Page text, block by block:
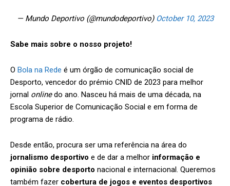
— Mundo Deportivo (@mundodeportivo) October 10, 2023
Sabe mais sobre o nosso projeto!
O Bola na Rede é um órgão de comunicação social de
Desporto, vencedor do prémio CNID de 2023 para melhor
jornal onlinedo ano. Nasceu há mais de uma década, na
Escola Superior de Comunicação Social e em forma de
programa de rádio.
Desde então, procura ser uma referência na área do
jornalismo desportivo e de dar a melhor informação e
opinião sobre desporto nacional e internacional. Queremos
também fazer cobertura de jogos e eventos desportivos